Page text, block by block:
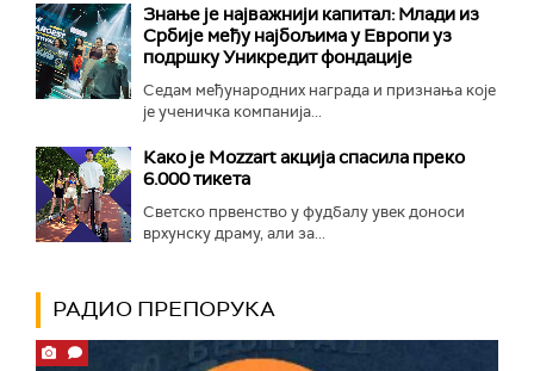
Знање је најважнији капитал: Млади из
Србије међу најбољима у Европи уз
подршку Уникредит фондације
Седам међународних награда и признања које
је ученичка компанија...
Како је Mozzart акција спасила преко
6.000 тикета
Светско првенство у фудбалу увек доноси
врхунску драму, али за...
РАДИО ПРЕПОРУКА